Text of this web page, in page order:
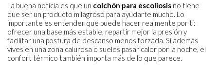
La buena noticia es que un colchón para escoliosis no tiene
que ser un producto milagroso para ayudarte mucho. Lo
importante es entender qué puede hacer realmente por ti:
ofrecer una base más estable, repartir mejor la presión y
facilitar una postura de descanso menos forzada. Si además
vives en una zona calurosa o sueles pasar calor por la noche, el
confort térmico también importa más de lo que parece.